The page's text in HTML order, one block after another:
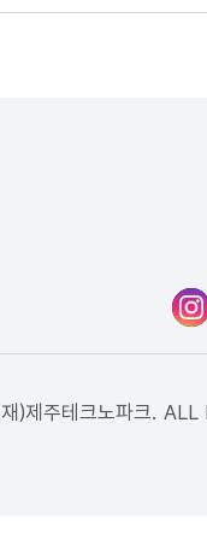
)제주테크노파크. ALL